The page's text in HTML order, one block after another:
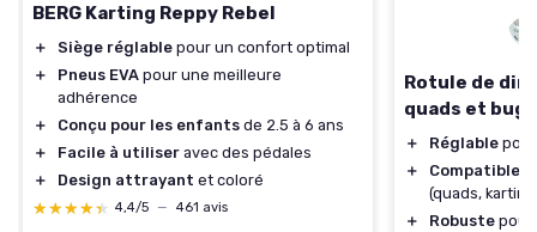
BERG Karting Reppy Rebel
＋ Siège réglable pour un confort optimal
＋
Pneus EVA pour une meilleure
adhérence
＋
Conçu pour les enfants de 2.5 à 6 ans
＋
Facile à utiliser avec des pédales
＋
Design attrayant et coloré
★★★★★
★★★★★ 4,4/5 — 461 avis
Rotule de
quads et
＋ Réglable
＋
Compatible
(quads,
＋
Robuste pour